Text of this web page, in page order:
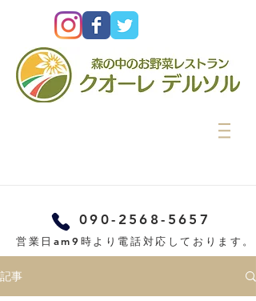
090-2568-5657
営業日am9時より電話対応しております。
記事